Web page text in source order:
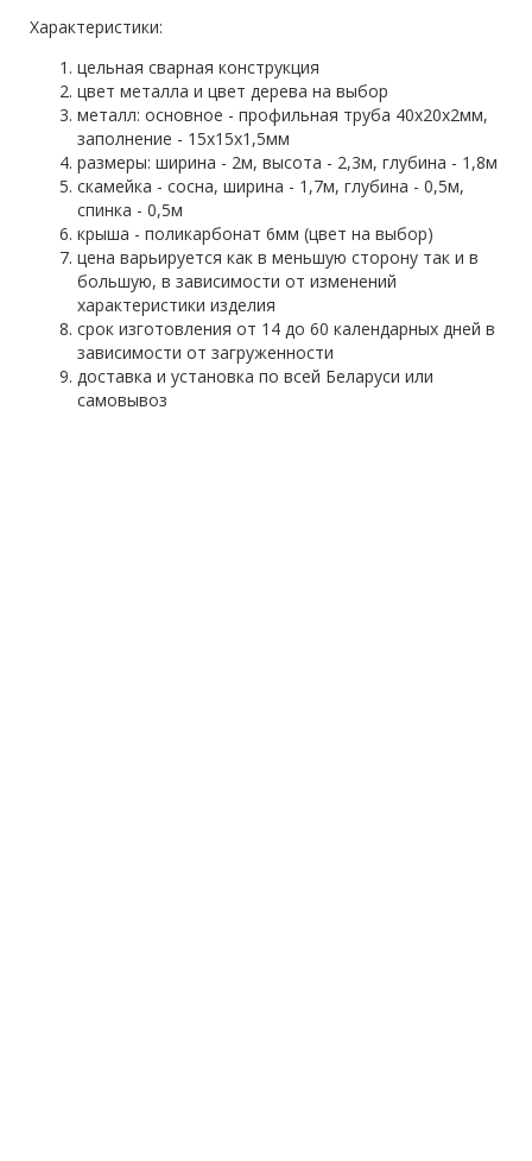
Характеристики:
цельная сварная конструкция
цвет металла и цвет дерева на выбор
металл: основное - профильная труба 40х20х2мм,
заполнение - 15х15х1,5мм
размеры: ширина - 2м, высота - 2,3м, глубина - 1,8м
скамейка - сосна, ширина - 1,7м, глубина - 0,5м,
спинка - 0,5м
крыша - поликарбонат 6мм (цвет на выбор)
цена варьируется как в меньшую сторону так и в
большую, в зависимости от изменений
характеристики изделия
срок изготовления от 14 до 60 календарных дней в
зависимости от загруженности
доставка и установка по всей Беларуси или
самовывоз